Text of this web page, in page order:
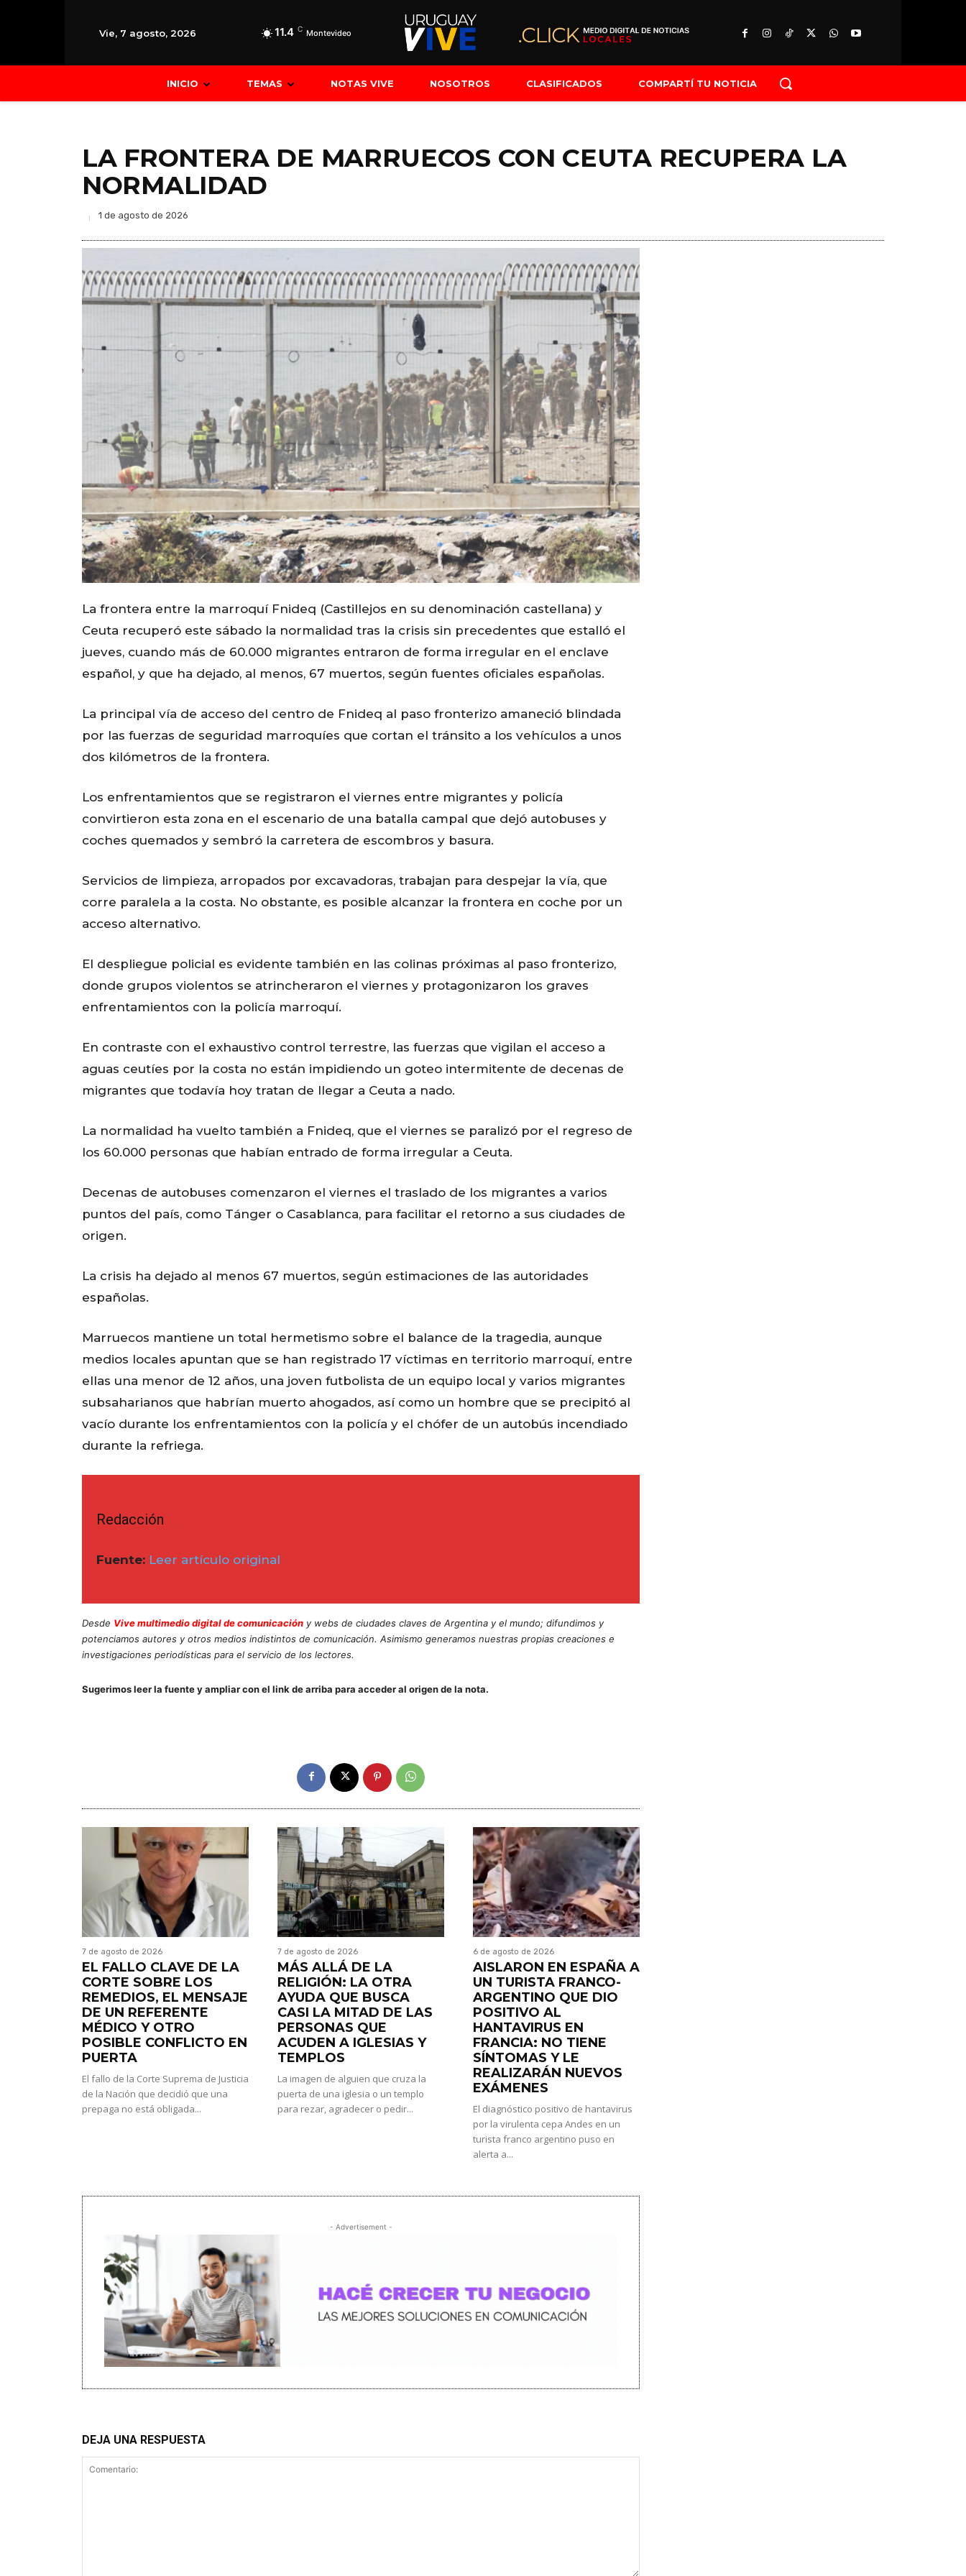
Vie, 7 agosto, 2026 11.4 C Montevideo
INICIO TEMAS NOTAS VIVE NOSOTROS CLASIFICADOS COMPARTÍ TU NOTICIA
LA FRONTERA DE MARRUECOS CON CEUTA RECUPERA LA
NORMALIDAD
1 de agosto de 2026
La frontera entre la marroquí Fnideq (Castillejos en su denominación castellana) y
Ceuta recuperó este sábado la normalidad tras la crisis sin precedentes que estalló el
jueves, cuando más de 60.000 migrantes entraron de forma irregular en el enclave
español, y que ha dejado, al menos, 67 muertos, según fuentes oficiales españolas.
La principal vía de acceso del centro de Fnideq al paso fronterizo amaneció blindada
por las fuerzas de seguridad marroquíes que cortan el tránsito a los vehículos a unos
dos kilómetros de la frontera.
Los enfrentamientos que se registraron el viernes entre migrantes y policía
convirtieron esta zona en el escenario de una batalla campal que dejó autobuses y
coches quemados y sembró la carretera de escombros y basura.
Servicios de limpieza, arropados por excavadoras, trabajan para despejar la vía, que
corre paralela a la costa. No obstante, es posible alcanzar la frontera en coche por un
acceso alternativo.
El despliegue policial es evidente también en las colinas próximas al paso fronterizo,
donde grupos violentos se atrincheraron el viernes y protagonizaron los graves
enfrentamientos con la policía marroquí.
En contraste con el exhaustivo control terrestre, las fuerzas que vigilan el acceso a
aguas ceutíes por la costa no están impidiendo un goteo intermitente de decenas de
migrantes que todavía hoy tratan de llegar a Ceuta a nado.
La normalidad ha vuelto también a Fnideq, que el viernes se paralizó por el regreso de
los 60.000 personas que habían entrado de forma irregular a Ceuta.
Decenas de autobuses comenzaron el viernes el traslado de los migrantes a varios
puntos del país, como Tánger o Casablanca, para facilitar el retorno a sus ciudades de
origen.
La crisis ha dejado al menos 67 muertos, según estimaciones de las autoridades
españolas.
Marruecos mantiene un total hermetismo sobre el balance de la tragedia, aunque
medios locales apuntan que se han registrado 17 víctimas en territorio marroquí, entre
ellas una menor de 12 años, una joven futbolista de un equipo local y varios migrantes
subsaharianos que habrían muerto ahogados, así como un hombre que se precipitó al
vacío durante los enfrentamientos con la policía y el chófer de un autobús incendiado
durante la refriega.
Redacción
Fuente: Leer artículo original
Desde Vive multimedio digital de comunicación y webs de ciudades claves de Argentina y el mundo; difundimos y
potenciamos autores y otros medios indistintos de comunicación. Asimismo generamos nuestras propias creaciones e
investigaciones periodísticas para el servicio de los lectores.
Sugerimos leer la fuente y ampliar con el link de arriba para acceder al origen de la nota.
7 de agosto de 2026
EL FALLO CLAVE DE LA
CORTE SOBRE LOS
REMEDIOS, EL MENSAJE
DE UN REFERENTE
MÉDICO Y OTRO
POSIBLE CONFLICTO EN
PUERTA
El fallo de la Corte Suprema de Justicia
de la Nación que decidió que una
prepaga no está obligada...
7 de agosto de 2026
MÁS ALLÁ DE LA
RELIGIÓN: LA OTRA
AYUDA QUE BUSCA
CASI LA MITAD DE LAS
PERSONAS QUE
ACUDEN A IGLESIAS Y
TEMPLOS
La imagen de alguien que cruza la
puerta de una iglesia o un templo
para rezar, agradecer o pedir...
6 de agosto de 2026
AISLARON EN ESPAÑA A
UN TURISTA FRANCO-
ARGENTINO QUE DIO
POSITIVO AL
HANTAVIRUS EN
FRANCIA: NO TIENE
SÍNTOMAS Y LE
REALIZARÁN NUEVOS
EXÁMENES
El diagnóstico positivo de hantavirus
por la virulenta cepa Andes en un
turista franco argentino puso en
alerta a...
- Advertisement -
DEJA UNA RESPUESTA